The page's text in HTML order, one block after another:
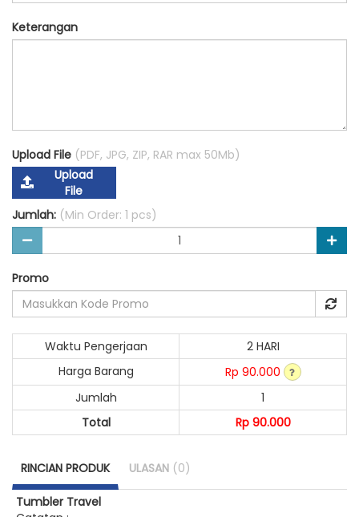
Keterangan
Upload File (PDF, JPG, ZIP, RAR max 50Mb)
Upload
File
Jumlah: (Min Order: 1 pcs)
Promo
Waktu Pengerjaan
2 HARI
Harga Barang
Rp 90.000
Jumlah
1
Total
Rp 90.000
RINCIAN PRODUK ULASAN (0)
Tumbler Travel